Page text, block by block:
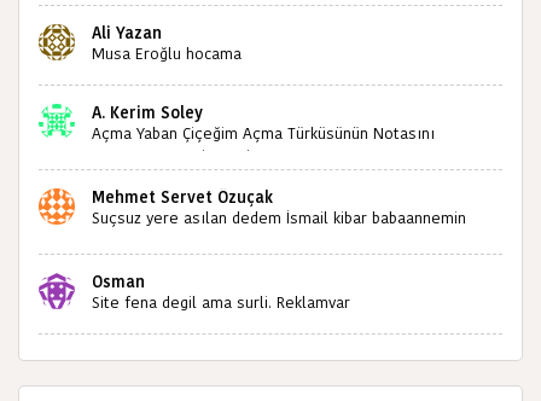
sizlerin sayesinde türkülerimiz ölmeyecektir tekrar
teşekkürler saygılarımla
Ali Yazan
Musa Eroğlu hocama
A. Kerim Soley
Açma Yaban Çiçeğim Açma Türküsünün Notasını
Bulabilir miyiz ?İlginiz İçin Şimdiden Teşekkürler.
Mehmet Servet Özuçak
Suçsuz yere asılan dedem İsmail kibar babaannemin
Osman
Site fena degil ama surli. Reklamvar